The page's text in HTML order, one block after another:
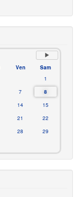
Ven
Sam
1
7
8
14
15
21
22
28
29